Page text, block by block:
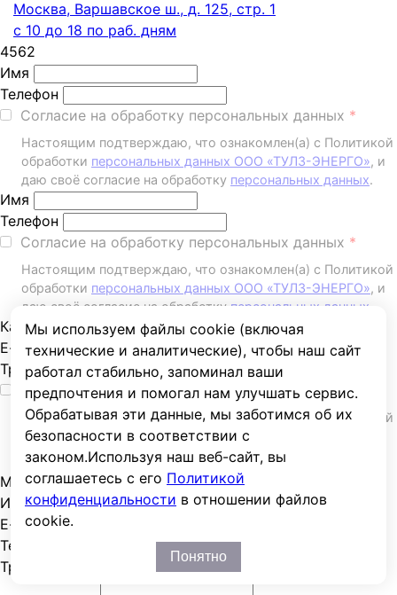
Мы используем файлы cookie (включая
технические и аналитические), чтобы наш сайт
работал стабильно, запоминал ваши
предпочтения и помогал нам улучшать сервис.
Обрабатывая эти данные, мы заботимся об их
безопасности в соответствии с
законом.Используя наш веб-сайт, вы
соглашаетесь с его Политикой
конфиденциальности в отношении файлов
cookie.
Понятно
Москва, Варшавское ш., д. 125, стр. 1
с 10 до 18 по раб. дням
4562
Имя
Телефон
Согласие на обработку персональных данных
Настоящим подтверждаю, что ознакомлен(а) с Политикой
обработки персональных данных ООО «ТУЛЗ-ЭНЕРГО», и
даю своё согласие на обработку персональных данных.
Имя
Телефон
Согласие на обработку персональных данных
Настоящим подтверждаю, что ознакомлен(а) с Политикой
обработки персональных данных ООО «ТУЛЗ-ЭНЕРГО», и
даю своё согласие на обработку персональных данных
Каталог
E-mail или телефон
Требуемая цена
Согласие на обработку персональных данных
Настоящим подтверждаю, что ознакомлен(а) с Политикой
обработкиперсональных данных ООО «ТУЛЗ-ЭНЕРГО»
даю своё согласие на обработкуперсональных данных
Мы ответим Вам через несколько минут
Имя
E-mail
Телефон
Требуемое количество